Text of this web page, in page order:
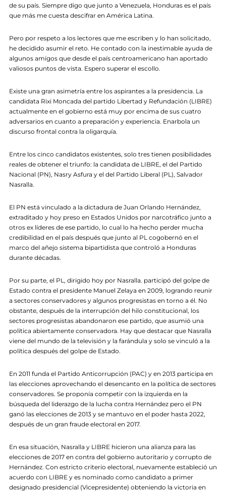
de su país. Siempre digo que junto a Venezuela, Honduras es el país
que más me cuesta descifrar en América Latina.
Pero por respeto a los lectores que me escriben y lo han solicitado,
he decidido asumir el reto. He contado con la inestimable ayuda de
algunos amigos que desde el país centroamericano han aportado
valiosos puntos de vista. Espero superar el escollo.
Existe una gran asimetría entre los aspirantes a la presidencia. La
candidata Rixi Moncada del partido Libertad y Refundación (LIBRE)
actualmente en el gobierno está muy por encima de sus cuatro
adversarios en cuanto a preparación y experiencia. Enarbola un
discurso frontal contra la oligarquía.
Entre los cinco candidatos existentes, solo tres tienen posibilidades
reales de obtener el triunfo: la candidata de LIBRE, el del Partido
Nacional (PN), Nasry Asfura y el del Partido Liberal (PL), Salvador
Nasralla.
El PN está vinculado a la dictadura de Juan Orlando Hernández,
extraditado y hoy preso en Estados Unidos por narcotráfico junto a
otros ex líderes de ese partido, lo cual lo ha hecho perder mucha
credibilidad en el país después que junto al PL cogobernó en el
marco del añejo sistema bipartidista que controló a Honduras
durante décadas.
Por su parte, el PL, dirigido hoy por Nasralla. participó del golpe de
Estado contra el presidente Manuel Zelaya en 2009, logrando reunir
a sectores conservadores y algunos progresistas en torno a él. No
obstante, después de la interrupción del hilo constitucional, los
sectores progresistas abandonaron ese partido, que asumió una
política abiertamente conservadora. Hay que destacar que Nasralla
viene del mundo de la televisión y la farándula y solo se vinculó a la
política después del golpe de Estado.
En 2011 funda el Partido Anticorrupción (PAC) y en 2013 participa en
las elecciones aprovechando el desencanto en la política de sectores
conservadores. Se proponía competir con la izquierda en la
búsqueda del liderazgo de la lucha contra Hernández pero el PN
ganó las elecciones de 2013 y se mantuvo en el poder hasta 2022,
después de un gran fraude electoral en 2017.
En esa situación, Nasralla y LIBRE hicieron una alianza para las
elecciones de 2017 en contra del gobierno autoritario y corrupto de
Hernández. Con estricto criterio electoral, nuevamente estableció un
acuerdo con LIBRE y es nominado como candidato a primer
designado presidencial (Vicepresidente) obteniendo la victoria en